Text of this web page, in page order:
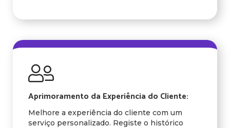
Aprimoramento da Experiência do Cliente:
Melhore a experiência do cliente com um
serviço personalizado. Registe o histórico